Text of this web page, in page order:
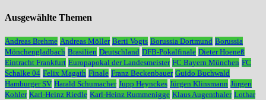
Ausgewählte Themen
Andreas Brehme Andreas Möller Berti Vogts Borussia Dortmund Borussia
Mönchengladbach Brasilien Deutschland DFB-Pokalfinale Dieter Hoeneß
Eintracht Frankfurt Europapokal der Landesmeister FC Bayern München FC
Schalke 04 Felix Magath Finale Franz Beckenbauer Guido Buchwald
Hamburger SV Harald Schumacher Jupp Heynckes Jürgen Klinsmann Jürgen
Kohler Karl-Heinz Riedle Karl-Heinz Rummenigge Klaus Augenthaler Lothar